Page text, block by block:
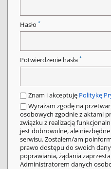
Hasło *
Potwierdzenie hasła *
Znam i akceptuję Politykę
Wyrażam zgodę na
osobowych zgodnie z aktami
związku z realizacją
jest dobrowolne, ale
serwisu. Zostałem/am
prawo dostępu do swoich
poprawiania, żądania
Administratorem danych